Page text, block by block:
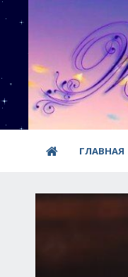
ГЛАВНАЯ